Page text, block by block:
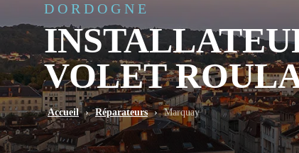
DORDOGNE
VOLET
Accueil › Réparateurs › Marquay